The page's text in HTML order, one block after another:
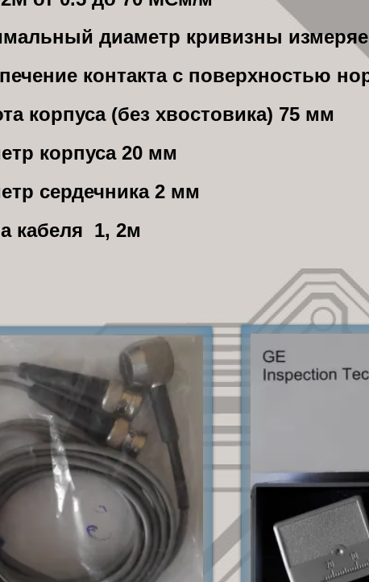
диаметр кривизны
контакта с поверхностью
корпуса (без хвостовика) 75 мм
корпуса 20 мм
сердечника 2 мм
кабеля 1, 2м